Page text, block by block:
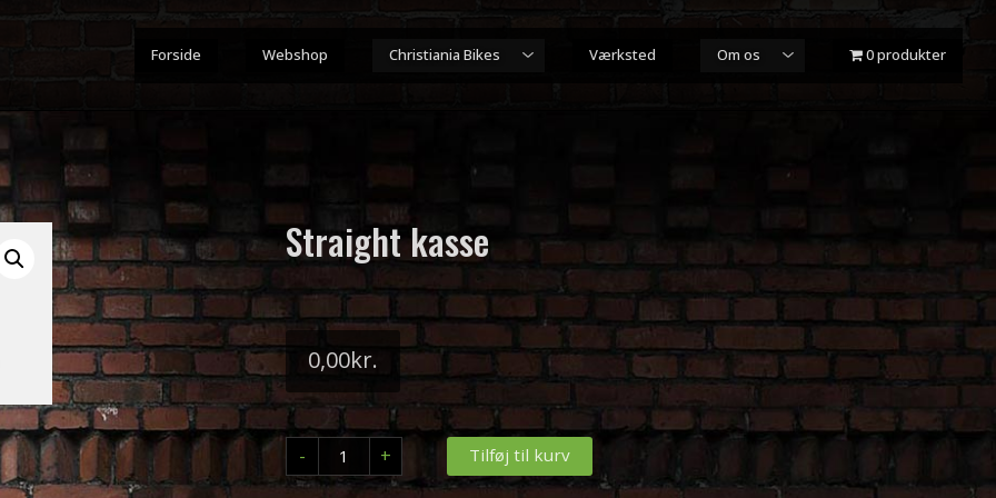
Forside Webshop Christiania Bikes Værksted Om os 0 produkter
Straight kasse
0,00kr.
-
Straight
kasse
antal
+ Tilføj til kurv